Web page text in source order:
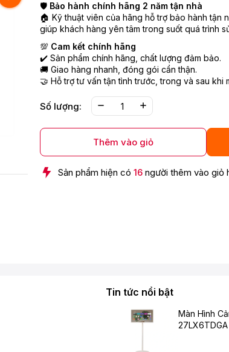
🛡️ Bảo hành chính hãng 2 năm tận nhà
🏠 Kỹ thuật viên của hãng hỗ trợ bảo hành tận
giúp khách hàng yên tâm trong suốt quá trình
💯 Cam kết chính hãng
✔️ Sản phẩm chính hãng, chất lượng đảm bảo.
🚚 Giao hàng nhanh, đóng gói cẩn thận.
🤝 Hỗ trợ tư vấn tận tình trước, trong và sau khi
Số lượng:
Thêm vào giỏ
Sản phẩm hiện có 16 người thêm vào giỏ
Tin tức nổi bật
Màn Hình